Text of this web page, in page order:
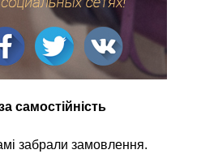
самостійність
забрали замовлення.